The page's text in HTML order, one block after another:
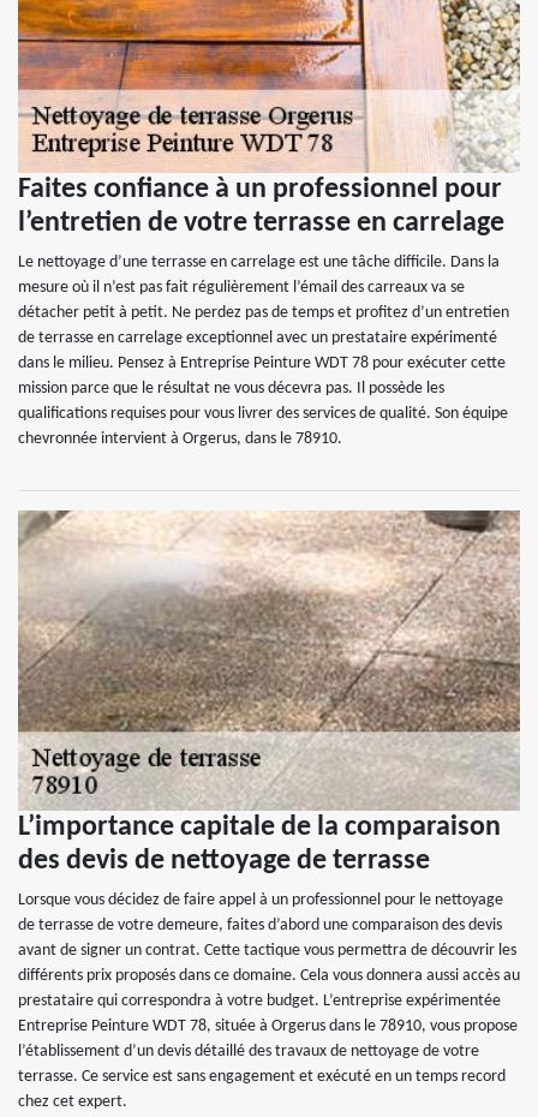
Faites confiance à un professionnel pour
l’entretien de votre terrasse en carrelage
Le nettoyage d’une terrasse en carrelage est une tâche difficile. Dans la
mesure où il n’est pas fait régulièrement l’émail des carreaux va se
détacher petit à petit. Ne perdez pas de temps et profitez d’un entretien
de terrasse en carrelage exceptionnel avec un prestataire expérimenté
dans le milieu. Pensez à Entreprise Peinture WDT 78 pour exécuter cette
mission parce que le résultat ne vous décevra pas. Il possède les
qualifications requises pour vous livrer des services de qualité. Son équipe
chevronnée intervient à Orgerus, dans le 78910.
L’importance capitale de la comparaison
des devis de nettoyage de terrasse
Lorsque vous décidez de faire appel à un professionnel pour le nettoyage
de terrasse de votre demeure, faites d’abord une comparaison des devis
avant de signer un contrat. Cette tactique vous permettra de découvrir les
différents prix proposés dans ce domaine. Cela vous donnera aussi accès au
prestataire qui correspondra à votre budget. L’entreprise expérimentée
Entreprise Peinture WDT 78, située à Orgerus dans le 78910, vous propose
l’établissement d’un devis détaillé des travaux de nettoyage de votre
terrasse. Ce service est sans engagement et exécuté en un temps record
chez cet expert.